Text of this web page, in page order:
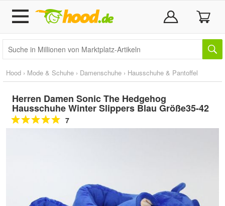
Hood › Mode & Schuhe › Damenschuhe › Hausschuhe & Pantoffel
Herren Damen Sonic The Hedgehog
Hausschuhe Winter Slippers Blau Größe35-42
7